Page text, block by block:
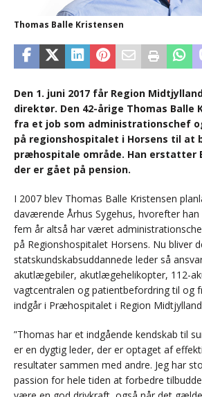
Thomas Balle Kristensen
Den 1. juni 2017 får Region
direktør. Den 42-årige Thomas Balle
fra et job som administrationschef
på regionshospitalet i Horsens til at
præhospitale område. Han erstatter
der er gået på pension.
I 2007 blev Thomas Balle Kristensen
daværende Århus Sygehus, hvorefter
fem år altså har været
på Regionshospitalet Horsens. Nu bliver
statskundskabsuddannede leder så
akutlægebiler, akutlægehelikopter, 112-
vagtcentralen og patientbefordring til og
indgår i Præhospitalet i Region
”Thomas har et indgående kendskab til
er en dygtig leder, der er optaget af
resultater sammen med andre. Jeg har
passion for hele tiden at forbedre